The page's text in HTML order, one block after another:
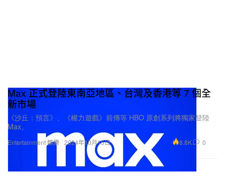
Entertainment 娛樂
Max 正式登陸東南亞地區、台灣及香港等 7 個全
新市場
《沙丘：預言》、《權力遊戲》前傳等 HBO 原創系列將獨家登陸
Max。
2024年10月15日 8.8K 0